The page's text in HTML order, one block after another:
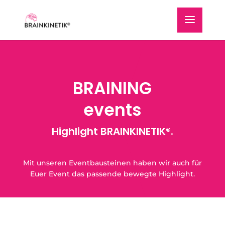
BRAINING
events
Highlight BRAINKINETIK®.
Mit unseren Eventbausteinen haben wir auch für
Euer Event das passende bewegte Highlight.